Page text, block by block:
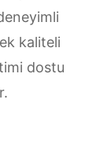
kaliteli
dostu